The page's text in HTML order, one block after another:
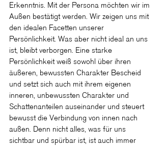
Erkenntnis. Mit der Persona möchten wir im
Außen bestätigt werden. Wir zeigen uns mit
den idealen Facetten unserer
Persönlichkeit. Was aber nicht ideal an uns
ist, bleibt verborgen. Eine starke
Persönlichkeit weiß sowohl über ihren
äußeren, bewussten Charakter Bescheid
und setzt sich auch mit ihrem eigenen
inneren, unbewussten Charakter und
Schattenanteilen auseinander und steuert
bewusst die Verbindung von innen nach
außen. Denn nicht alles, was für uns
sichtbar und spürbar ist, ist auch immer